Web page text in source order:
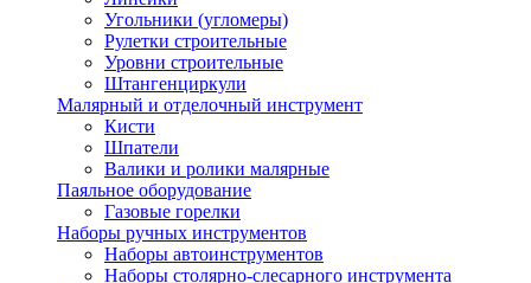
Угольники (угломеры)
Рулетки строительные
Уровни строительные
Штангенциркули
Малярный и отделочный инструмент
Кисти
Шпатели
Валики и ролики малярные
Паяльное оборудование
Газовые горелки
Наборы ручных инструментов
Наборы автоинструментов
Наборы столярно-слесарного инструмента